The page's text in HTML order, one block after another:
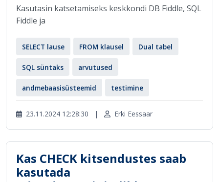
Kasutasin katsetamiseks keskkondi DB Fiddle, SQL
Fiddle ja
SELECT lause FROM klausel Dual tabel
SQL süntaks arvutused
andmebaasisüsteemid testimine
23.11.2024 12:28:30 | Erki Eessaar
Kas CHECK kitsendustes saab
kasutada